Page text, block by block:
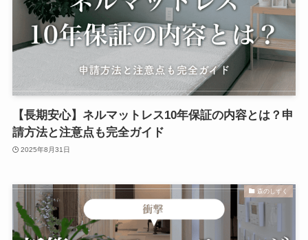
【長期安心】ネルマットレス10年保証の内容とは？申
請方法と注意点も完全ガイド
2025年8月31日
森のしずく